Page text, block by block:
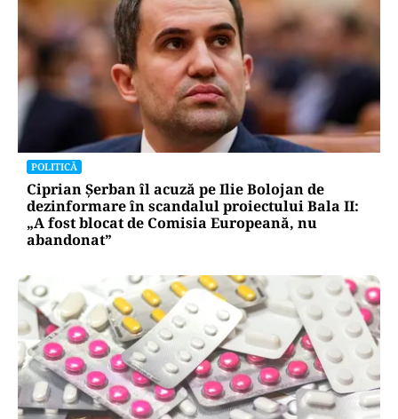
POLITICĂ
Ciprian Șerban îl acuză pe Ilie Bolojan de
dezinformare în scandalul proiectului Bala II:
„A fost blocat de Comisia Europeană, nu
abandonat”